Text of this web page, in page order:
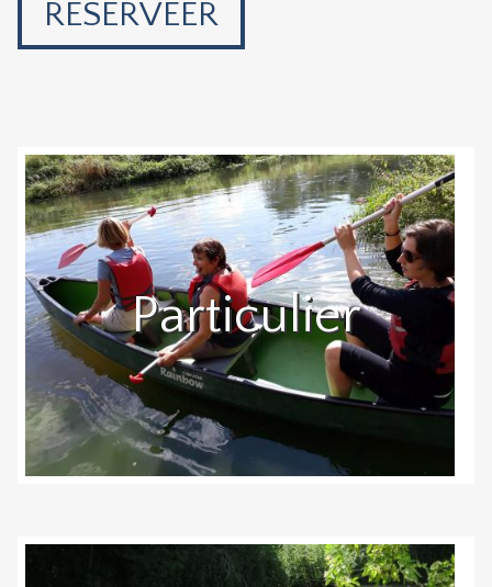
RESERVEER
Particulier